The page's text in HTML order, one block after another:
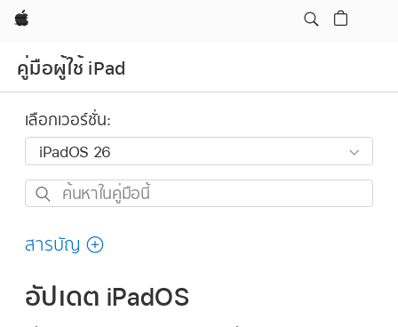
Apple
คู่มือผู้ใช้ iPad
เลือกเวอร์ชั่น:
ค้นหา
คู่มือ
สารบัญ
อัปเดต iPadOS